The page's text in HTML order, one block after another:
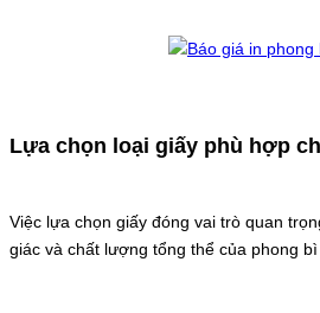
Lựa chọn loại giấy phù hợp
Việc lựa chọn giấy đóng vai trò quan
giác và chất lượng tổng thể của phong bì